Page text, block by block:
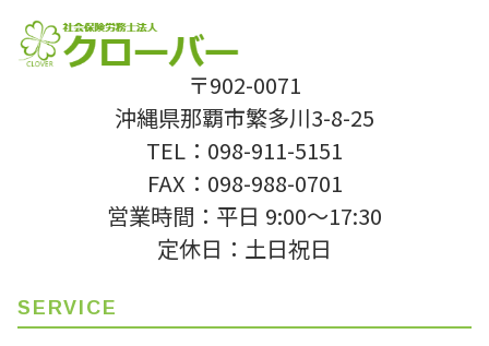
〒902-0071
沖縄県那覇市繁多川3-8-25
TEL：098-911-5151
FAX：098-988-0701
営業時間：平日 9:00〜17:30
定休日：土日祝日
SERVICE